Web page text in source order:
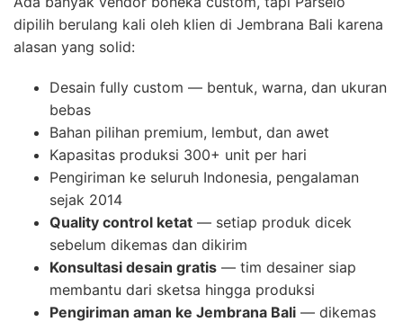
dipilih berulang kali oleh klien di Jembrana Bali karena
alasan yang solid:
Desain fully custom — bentuk, warna, dan ukuran
bebas
Bahan pilihan premium, lembut, dan awet
Kapasitas produksi 300+ unit per hari
Pengiriman ke seluruh Indonesia, pengalaman
sejak 2014
Quality control ketat — setiap produk dicek
sebelum dikemas dan dikirim
Konsultasi desain gratis — tim desainer siap
membantu dari sketsa hingga produksi
Pengiriman aman ke Jembrana Bali — dikemas